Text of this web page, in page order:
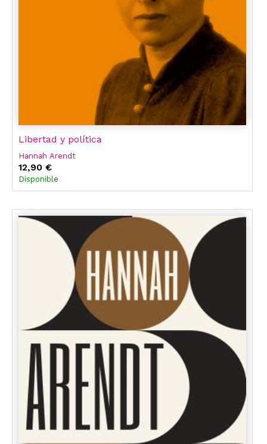
Libertad y política
Hannah Arendt
12,90 €
Disponible